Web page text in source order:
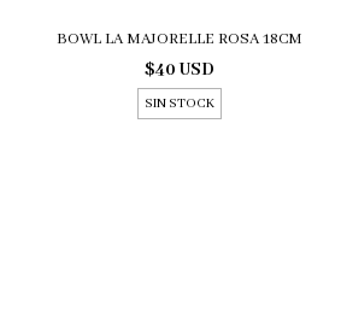
BOWL LA MAJORELLE ROSA 18CM
$40 USD
SIN STOCK